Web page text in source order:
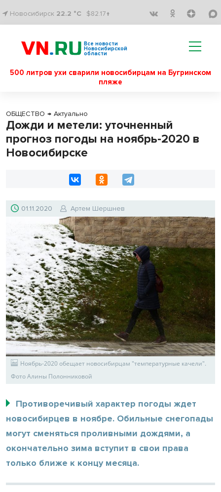
Новосибирск 22.2 °C $82.17↑
Все новости
Новосибирской
области
500 литров ухи сварили новосибирцам на Бугринском
пляже
ОБЩЕСТВО → Актуально
Дожди и метели: уточненный
прогноз погоды на ноябрь-2020 в
Новосибирске
01.11.2020 Артем Шершнев
Ноябрь-2020 обещает новосибирцам "температурные качели".
Фото Алины Полонниковой
Противоречивый характер погоды ждет
новосибирцев в ноябре. Обильные снегопады
могут сменяться проливными дождями, а
окончательно зима вступит в свои права
только ближе к концу месяца.